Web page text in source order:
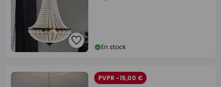
En stock
PVPR -15,00 €